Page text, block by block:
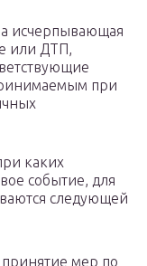
исчерпывающая
или ДТП,
при
каких
событие, для
следующей
принятие мер по